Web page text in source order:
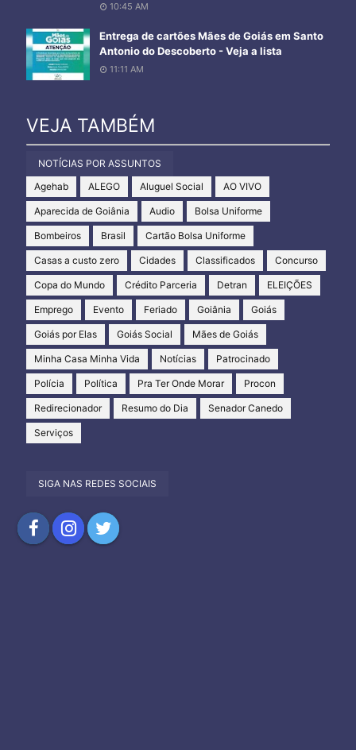
10:45 AM
Entrega de cartões Mães de Goiás em Santo
Antonio do Descoberto - Veja a lista
11:11 AM
VEJA TAMBÉM
NOTÍCIAS POR ASSUNTOS
Agehab
ALEGO Aluguel Social AO VIVO
Aparecida de Goiânia Audio Bolsa Uniforme
Bombeiros Brasil Cartão Bolsa Uniforme
Casas a custo zero Cidades Classificados Concurso
Copa do Mundo Crédito Parceria Detran ELEIÇÕES
Emprego Evento Feriado Goiânia Goiás
Goiás por Elas Goiás Social Mães de Goiás
Minha Casa Minha Vida Notícias Patrocinado
Polícia Política Pra Ter Onde Morar Procon
Redirecionador Resumo do Dia Senador Canedo
Serviços
SIGA NAS REDES SOCIAIS